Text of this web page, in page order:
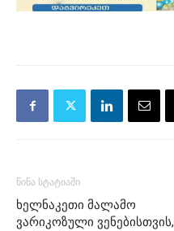
წინა სტატიაში
ხელნაკეთი მალამო
ვარიკოზული ვენებისთვის,